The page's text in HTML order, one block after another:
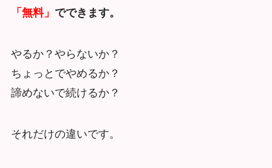
「無料」 でできます。
やるか？やらないか？
ちょっとでやめるか？
諦めないで続けるか？
それだけの違いです。